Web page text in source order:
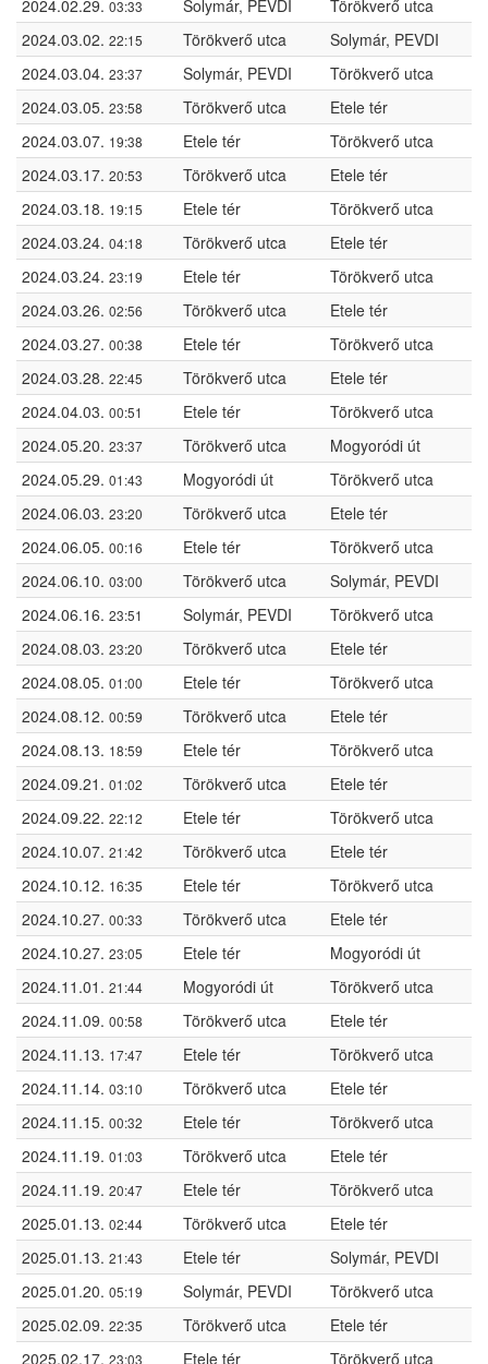
2024.02.29. 03:33 Solymár, PEVDI
Törökverő utca
2024.03.02. 22:15 Törökverő utca
Solymár, PEVDI
2024.03.04. 23:37 Solymár, PEVDI
Törökverő utca
2024.03.05. 23:58 Törökverő utca
Etele tér
2024.03.07. 19:38 Etele tér
Törökverő utca
2024.03.17. 20:53 Törökverő utca
Etele tér
2024.03.18. 19:15 Etele tér
Törökverő utca
2024.03.24. 04:18 Törökverő utca
Etele tér
2024.03.24. 23:19 Etele tér
Törökverő utca
2024.03.26. 02:56 Törökverő utca
Etele tér
2024.03.27. 00:38 Etele tér
Törökverő utca
2024.03.28. 22:45 Törökverő utca
Etele tér
2024.04.03. 00:51 Etele tér
Törökverő utca
2024.05.20. 23:37 Törökverő utca
Mogyoródi út
2024.05.29. 01:43 Mogyoródi út
Törökverő utca
2024.06.03. 23:20 Törökverő utca
Etele tér
2024.06.05. 00:16 Etele tér
Törökverő utca
2024.06.10. 03:00 Törökverő utca
Solymár, PEVDI
2024.06.16. 23:51 Solymár, PEVDI
Törökverő utca
2024.08.03. 23:20 Törökverő utca
Etele tér
2024.08.05. 01:00 Etele tér
Törökverő utca
2024.08.12. 00:59 Törökverő utca
Etele tér
2024.08.13. 18:59 Etele tér
Törökverő utca
2024.09.21. 01:02 Törökverő utca
Etele tér
2024.09.22. 22:12 Etele tér
Törökverő utca
2024.10.07. 21:42 Törökverő utca
Etele tér
2024.10.12. 16:35 Etele tér
Törökverő utca
2024.10.27. 00:33 Törökverő utca
Etele tér
2024.10.27. 23:05 Etele tér
Mogyoródi út
2024.11.01. 21:44 Mogyoródi út
Törökverő utca
2024.11.09. 00:58 Törökverő utca
Etele tér
2024.11.13. 17:47 Etele tér
Törökverő utca
2024.11.14. 03:10 Törökverő utca
Etele tér
2024.11.15. 00:32 Etele tér
Törökverő utca
2024.11.19. 01:03 Törökverő utca
Etele tér
2024.11.19. 20:47 Etele tér
Törökverő utca
2025.01.13. 02:44 Törökverő utca
Etele tér
2025.01.13. 21:43 Etele tér
Solymár, PEVDI
2025.01.20. 05:19 Solymár, PEVDI
Törökverő utca
2025.02.09. 22:35 Törökverő utca
Etele tér
2025.02.17. 23:03 Etele tér
Törökverő utca